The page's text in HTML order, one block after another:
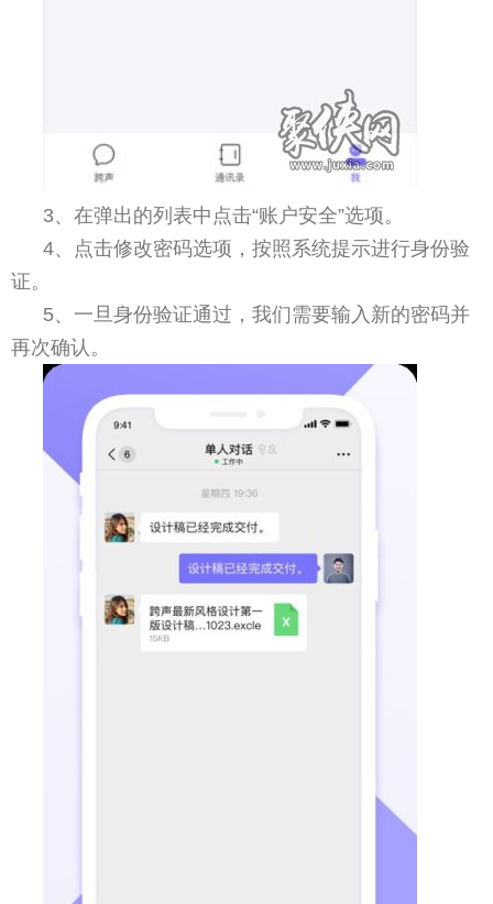
3、在弹出的列表中点击“账户安全”选项。
4、点击修改密码选项，按照系统提示进行身份验
证。
5、一旦身份验证通过，我们需要输入新的密码并
再次确认。